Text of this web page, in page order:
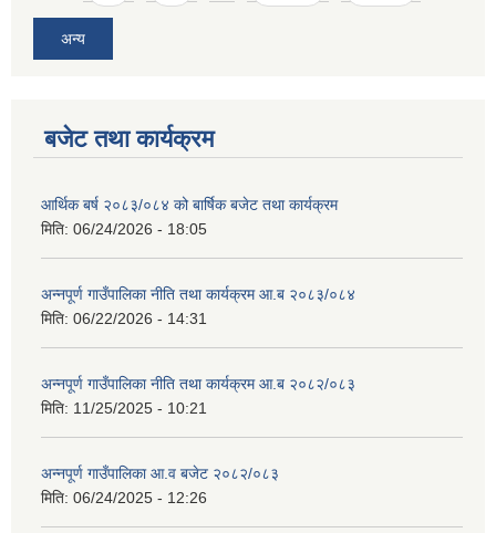
अन्य
बजेट तथा कार्यक्रम
आर्थिक बर्ष २०८३/०८४ को बार्षिक बजेट तथा कार्यक्रम
मिति: 06/24/2026 - 18:05
अन्नपूर्ण गाउँपालिका नीति तथा कार्यक्रम आ.ब २०८३/०८४
मिति: 06/22/2026 - 14:31
अन्नपूर्ण गाउँपालिका नीति तथा कार्यक्रम आ.ब २०८२/०८३
मिति: 11/25/2025 - 10:21
अन्नपूर्ण गाउँपालिका आ.व बजेट २०८२/०८३
मिति: 06/24/2025 - 12:26